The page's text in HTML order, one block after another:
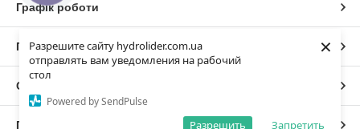
Разрешите сайту hydrolider.com.ua
отправлять вам уведомления на рабочий
стол
Powered by SendPulse
Запретить
Разрешить
×
Графік роботи
Повна версія сайту
Сайт створено на маркетплейсі
Політика конфіденційності